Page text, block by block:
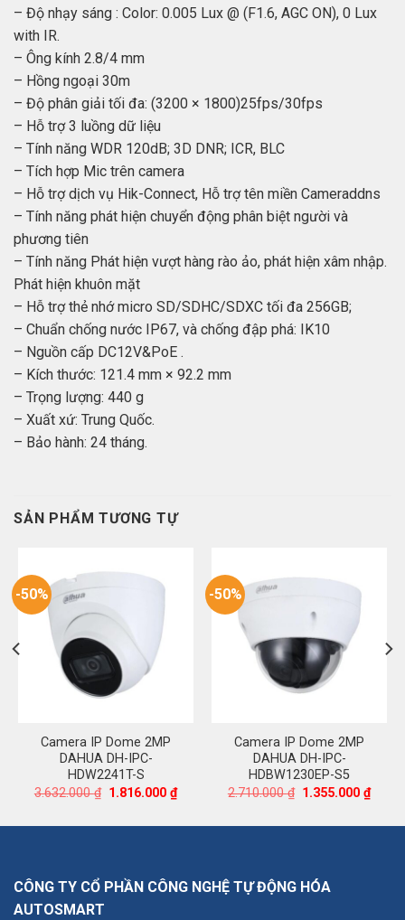
– Độ nhạy sáng : Color: 0.005 Lux @ (F1.6, AGC ON), 0 Lux
with IR.
– Ông kính 2.8/4 mm
– Hồng ngoại 30m
– Độ phân giải tối đa: (3200 × 1800)25fps/30fps
– Hỗ trợ 3 luồng dữ liệu
– Tính năng WDR 120dB; 3D DNR; ICR, BLC
– Tích hợp Mic trên camera
– Hỗ trợ dịch vụ Hik-Connect, Hỗ trợ tên miền Cameraddns
– Tính năng phát hiện chuyển động phân biệt người và
phương tiên
– Tính năng Phát hiện vượt hàng rào ảo, phát hiện xâm nhập.
Phát hiện khuôn mặt
– Hỗ trợ thẻ nhớ micro SD/SDHC/SDXC tối đa 256GB;
– Chuẩn chống nước IP67, và chống đập phá: IK10
– Nguồn cấp DC12V&PoE .
– Kích thước: 121.4 mm × 92.2 mm
– Trọng lượng: 440 g
– Xuất xứ: Trung Quốc.
– Bảo hành: 24 tháng.
SẢN PHẨM TƯƠNG TỰ
-50%
Camera IP Dome 2MP
DAHUA DH-IPC-
HDW2241T-S
3.632.000₫ Giá
3.632.000 ₫.
1.816.000₫Giá
hiện
là:
-50%
Camera IP Dome 2MP
DAHUA DH-IPC-
HDBW1230EP-S5
2.710.000₫ Giá
2.710.000 ₫.
1.355.000₫Giá
hiện
là:
CÔNG TY CỔ PHẦN CÔNG NGHỆ TỰ ĐỘNG HÓA
AUTOSMART